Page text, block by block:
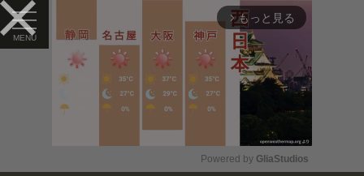
arrow_forward_ios もっと見る
Powered by GliaStudios